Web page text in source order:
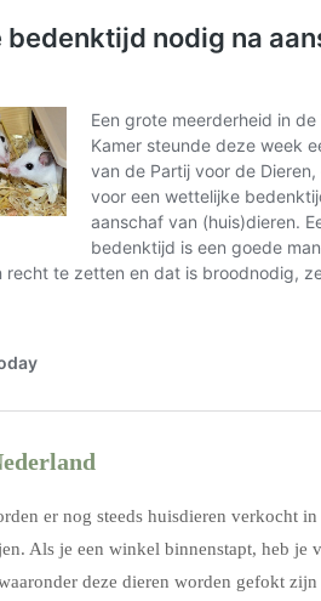
er nog steeds huisdieren verkocht
Als je een winkel binnenstapt, heb je
deze dieren worden gefokt